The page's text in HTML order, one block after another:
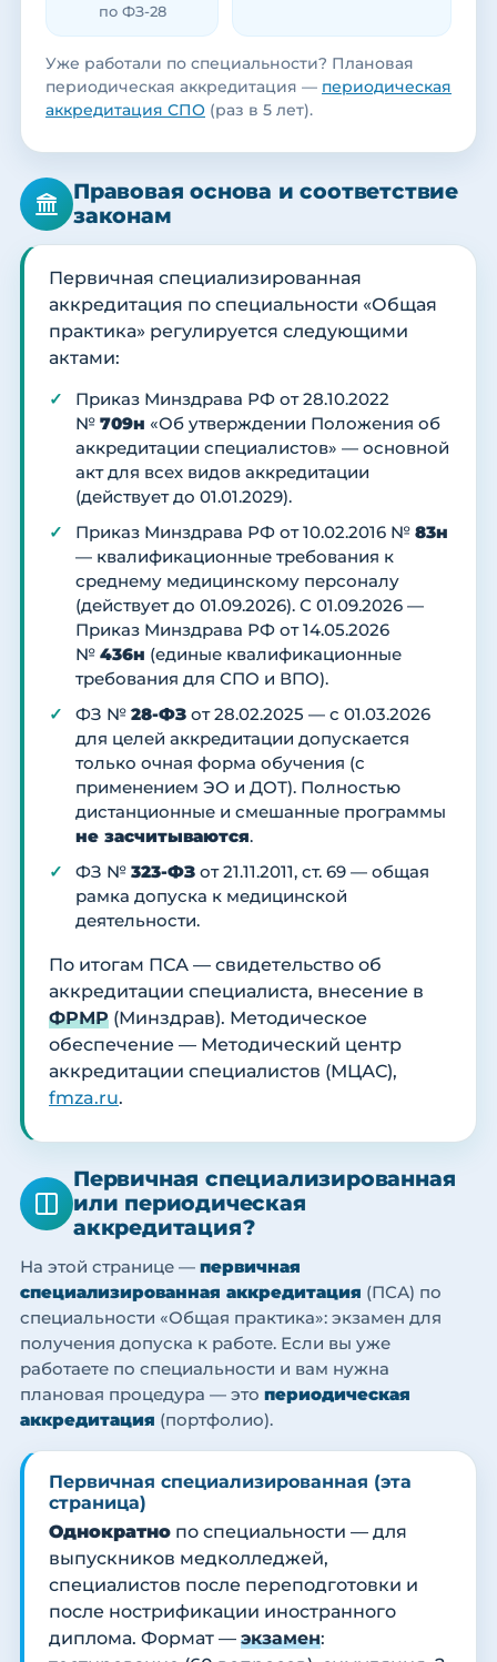
по ФЗ-28
Уже работали по специальности? Плановая
периодическая аккредитация — периодическая
аккредитация СПО (раз в 5 лет).
Правовая основа и соответствие
законам
Первичная специализированная
аккредитация по специальности «Общая
практика» регулируется следующими
актами:
Приказ Минздрава РФ от 28.10.2022
№ 709н «Об утверждении Положения об
аккредитации специалистов» — основной
акт для всех видов аккредитации
(действует до 01.01.2029).
Приказ Минздрава РФ от 10.02.2016 № 83н
— квалификационные требования к
среднему медицинскому персоналу
(действует до 01.09.2026). С 01.09.2026 —
Приказ Минздрава РФ от 14.05.2026
№ 436н (единые квалификационные
требования для СПО и ВПО).
ФЗ № 28-ФЗ от 28.02.2025 — с 01.03.2026
для целей аккредитации допускается
только очная форма обучения (с
применением ЭО и ДОТ). Полностью
дистанционные и смешанные программы
не засчитываются.
ФЗ № 323-ФЗ от 21.11.2011, ст. 69 — общая
рамка допуска к медицинской
деятельности.
По итогам ПСА — свидетельство об
аккредитации специалиста, внесение в
ФРМР (Минздрав). Методическое
обеспечение — Методический центр
аккредитации специалистов (МЦАС),
fmza.ru.
Первичная специализированная
или периодическая
аккредитация?
На этой странице — первичная
специализированная аккредитация (ПСА) по
специальности «Общая практика»: экзамен для
получения допуска к работе. Если вы уже
работаете по специальности и вам нужна
плановая процедура — это периодическая
аккредитация (портфолио).
Первичная специализированная (эта
страница)
Однократно по специальности — для
выпускников медколледжей,
специалистов после переподготовки и
после нострификации иностранного
диплома. Формат — экзамен: